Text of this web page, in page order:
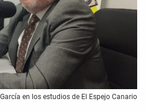
en los estudios de El Espejo Canario